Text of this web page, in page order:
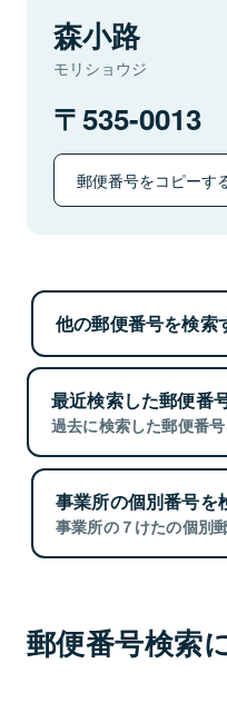
森小路
モリショウジ
535-0013
郵便番号をコピーす
他の郵便番号を検索
最近検索した郵便番
過去に検索した郵便番号
事業所の個別番号を
事業所の７けたの個別
郵便番号検索